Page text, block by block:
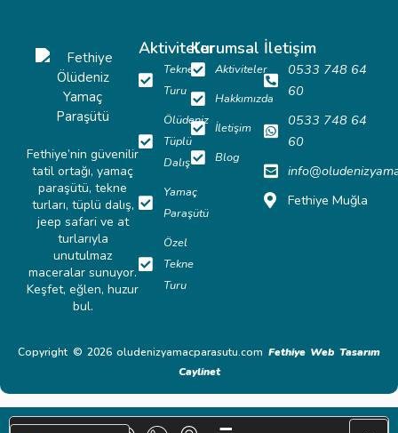
Fethiye’nin güvenilir
tatil ortağı, yamaç
paraşütü, tekne
turları, tüplü dalış,
jeep safari ve at
turlarıyla
unutulmaz
maceralar sunuyor.
Keşfet, eğlen, huzur
bul.
Aktiviteler
Tekne
Turu
Ölüdeniz
Tüplü
Dalış
Yamaç
Paraşütü
Özel
Tekne
Turu
Kurumsal
Aktiviteler
Hakkımızda
İletişim
Blog
İletişim
0533 748 64
60
0533 748 64
60
Fethiye Muğla
Copyright © 2026 oludenizyamacparasutu.com Fethiye Web Tasarım
Caylinet